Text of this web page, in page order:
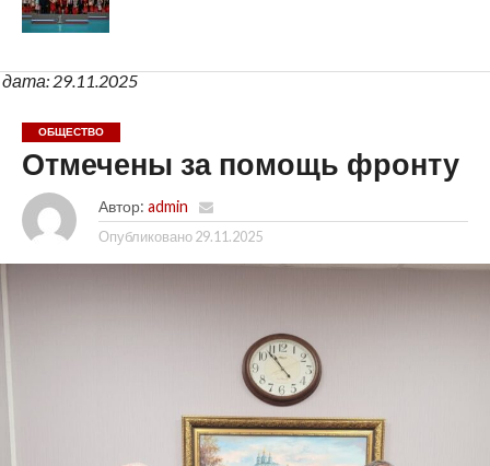
дата: 29.11.2025
ОБЩЕСТВО
Отмечены за помощь фронту
Автор: admin
Опубликовано 29.11.2025